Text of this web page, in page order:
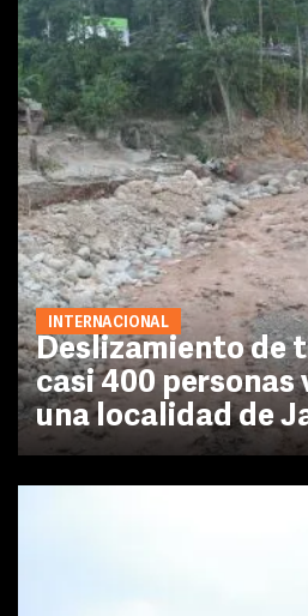
INTERNACIONAL
Deslizamiento de
casi 400 personas
una localidad de